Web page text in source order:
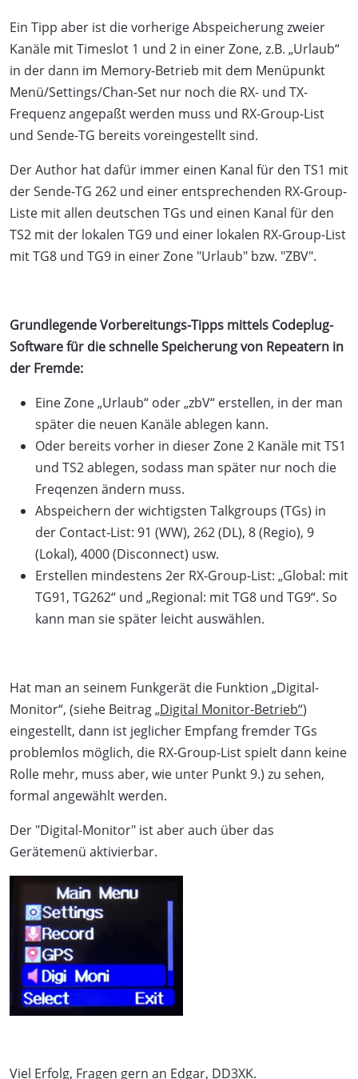
Ein Tipp aber ist die vorherige Abspeicherung zweier
Kanäle mit Timeslot 1 und 2 in einer Zone, z.B. „Urlaub“
in der dann im Memory-Betrieb mit dem Menüpunkt
Menü/Settings/Chan-Set nur noch die RX- und TX-
Frequenz angepaßt werden muss und RX-Group-List
und Sende-TG bereits voreingestellt sind.
Der Author hat dafür immer einen Kanal für den TS1 mit
der Sende-TG 262 und einer entsprechenden RX-Group-
Liste mit allen deutschen TGs und einen Kanal für den
TS2 mit der lokalen TG9 und einer lokalen RX-Group-List
mit TG8 und TG9 in einer Zone "Urlaub" bzw. "ZBV".
Grundlegende Vorbereitungs-Tipps mittels Codeplug-
Software für die schnelle Speicherung von Repeatern in
der Fremde:
Eine Zone „Urlaub“ oder „zbV“ erstellen, in der man
später die neuen Kanäle ablegen kann.
Oder bereits vorher in dieser Zone 2 Kanäle mit TS1
und TS2 ablegen, sodass man später nur noch die
Freqenzen ändern muss.
Abspeichern der wichtigsten Talkgroups (TGs) in
der Contact-List: 91 (WW), 262 (DL), 8 (Regio), 9
(Lokal), 4000 (Disconnect) usw.
Erstellen mindestens 2er RX-Group-List: „Global: mit
TG91, TG262“ und „Regional: mit TG8 und TG9“. So
kann man sie später leicht auswählen.
Hat man an seinem Funkgerät die Funktion „Digital-
Monitor“, (siehe Beitrag„Digital Monitor-Betrieb“)
eingestellt, dann ist jeglicher Empfang fremder TGs
problemlos möglich, die RX-Group-List spielt dann keine
Rolle mehr, muss aber, wie unter Punkt 9.) zu sehen,
formal angewählt werden.
Der "Digital-Monitor" ist aber auch über das
Gerätemenü aktivierbar.
Viel Erfolg, Fragen gern an Edgar, DD3XK.